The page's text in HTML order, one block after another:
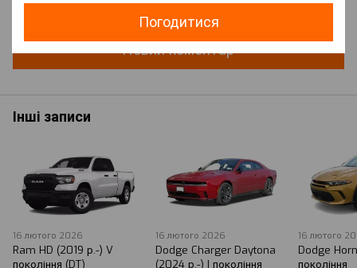
Погодитися
Новий коментар
Інші записи
16 лютого 2026
Ram HD (2019 р.-) V
покоління (DT)
16 лютого 2026
Dodge Charger Daytona
(2024 р.-) I покоління
16 лютого
Dodge
покоління